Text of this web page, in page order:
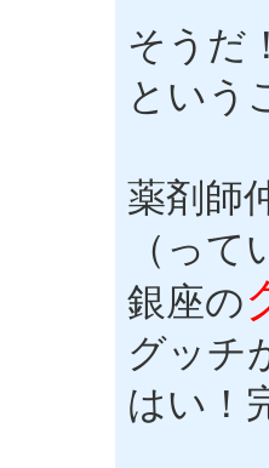
そうだ
という
薬剤師
（っ
銀座の
グッチ
はい！